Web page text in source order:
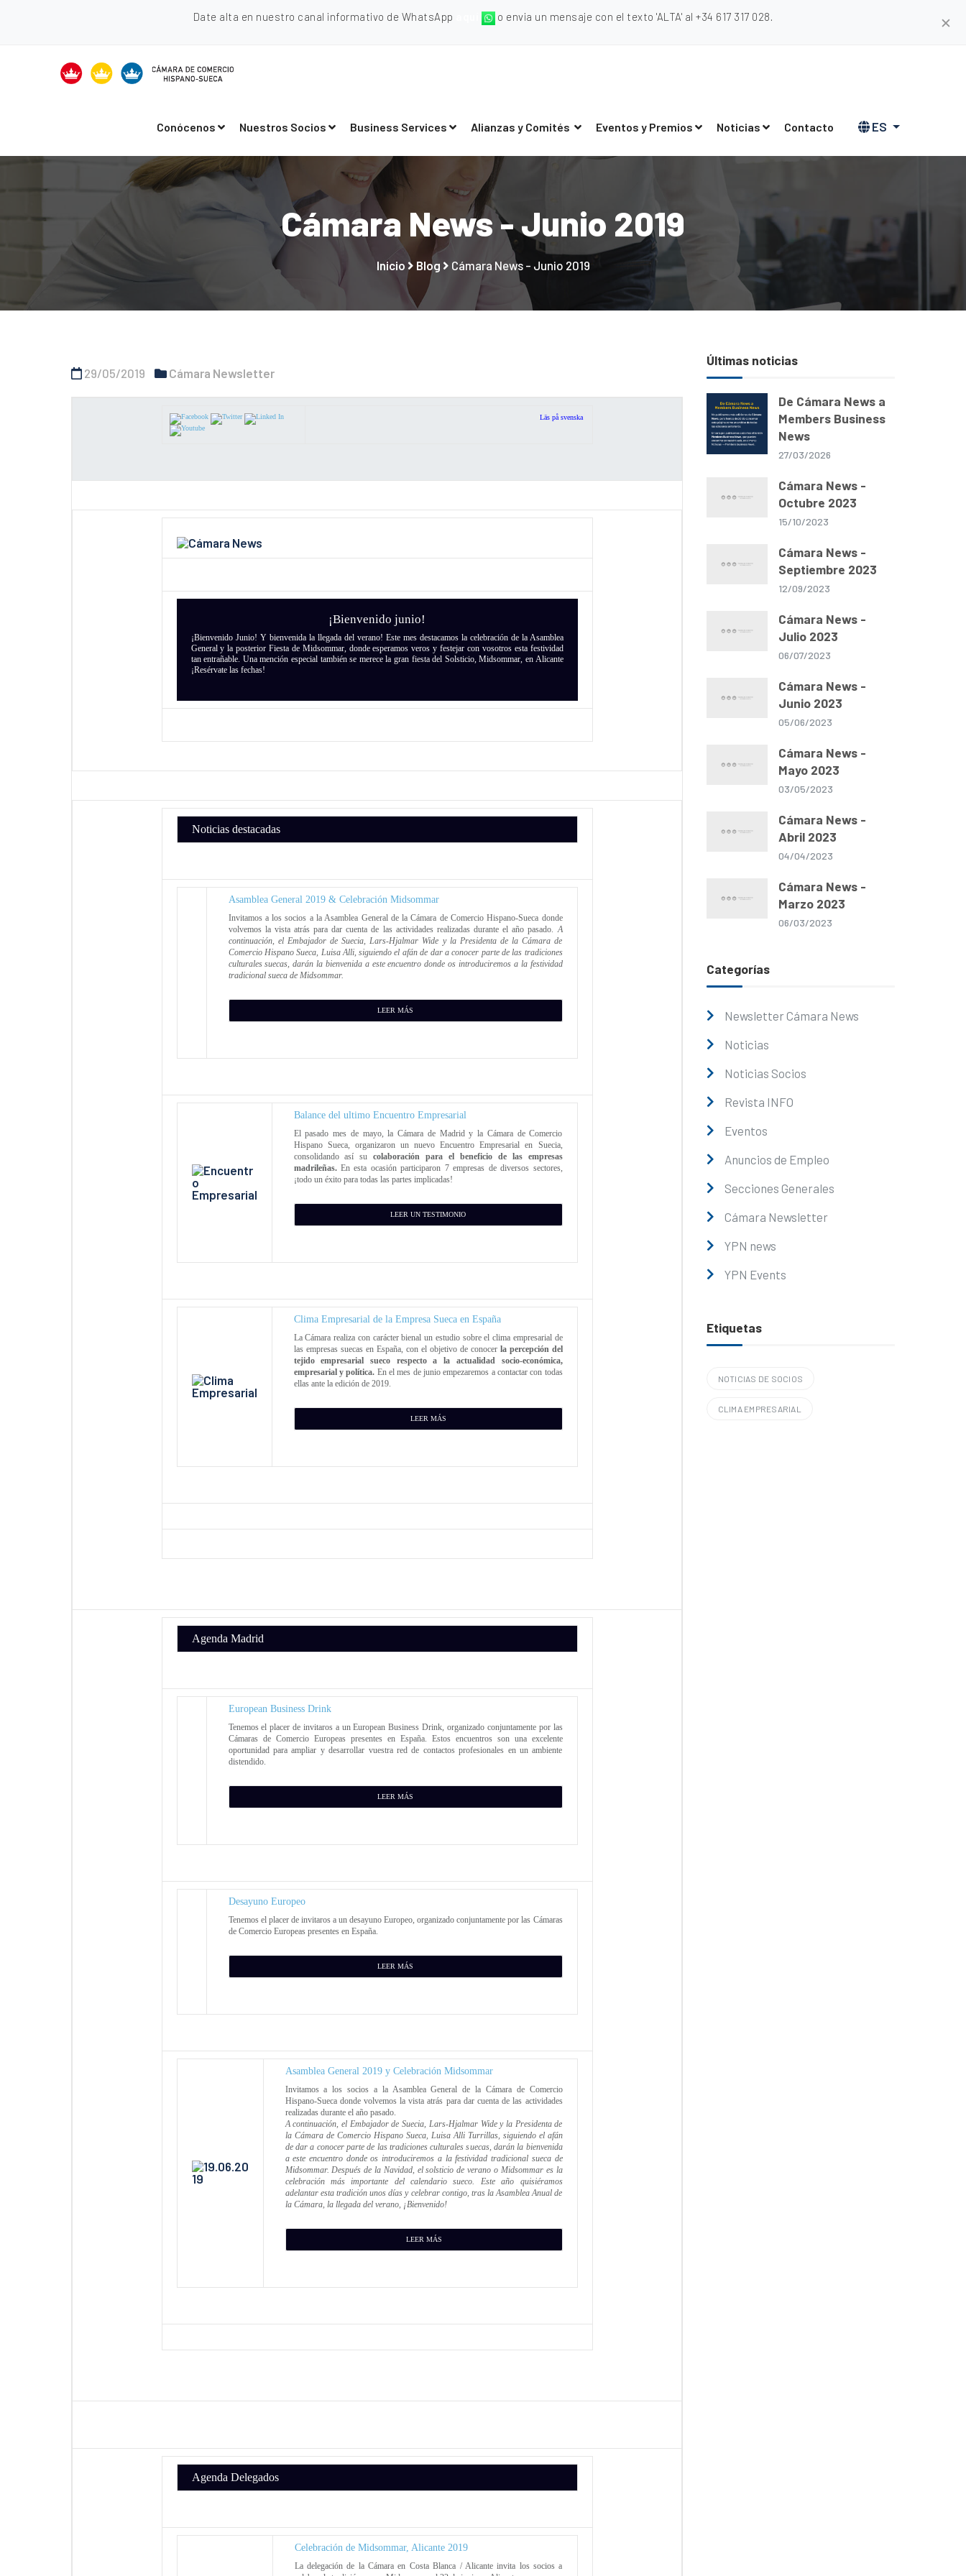
Date alta en nuestro canal informativo de WhatsApp o envia un mensaje con el texto 'ALTA' al +34 617 317 028. ✕
Conócenos Nuestros Socios Business Services Alianzas y Comités Eventos y Premios Noticias Contacto ES
Cámara News - Junio 2019
Inicio Blog Cámara News - Junio 2019
29/05/2019 Cámara Newsletter
Läs på svenska
¡Bienvenido junio!
¡Bienvenido Junio! Y bienvenida la llegada del verano! Este mes destacamos la celebración de la Asamblea
General y la posterior Fiesta de Midsommar, donde esperamos veros y festejar con vosotros esta festividad
tan entrañable. Una mención especial también se merece la gran fiesta del Solsticio, Midsommar, en Alicante
¡Resérvate las fechas!
Noticias destacadas
Asamblea General 2019 & Celebración Midsommar
Invitamos a los socios a la Asamblea General de la Cámara de Comercio Hispano-Sueca donde
volvemos la vista atrás para dar cuenta de las actividades realizadas durante el año pasado. A
continuación, el Embajador de Suecia, Lars-Hjalmar Wide y la Presidenta de la Cámara de
Comercio Hispano Sueca, Luisa Alli, siguiendo el afán de dar a conocer parte de las tradiciones
culturales suecas, darán la bienvenida a este encuentro donde os introduciremos a la festividad
tradicional sueca de Midsommar.
LEER MÁS
Balance del ultimo Encuentro Empresarial
El pasado mes de mayo, la Cámara de Madrid y la Cámara de Comercio
Hispano Sueca, organizaron un nuevo Encuentro Empresarial en Suecia,
consolidando así sucolaboración para el beneficio de las empresas
madrileñas.En esta ocasión participaron 7 empresas de diversos sectores,
¡todo un éxito para todas las partes implicadas!
LEER UN TESTIMONIO
Clima Empresarial de la Empresa Sueca en España
La Cámara realiza con carácter bienal un estudio sobre el clima empresarial de
las empresas suecas en España, con el objetivo de conocerla percepción del
tejido empresarial sueco respecto a la actualidad socio-económica,
empresarial y política. En el mes de junio empezaremos a contactar con todas
ellas ante la edición de 2019.
LEER MÁS
Agenda Madrid
European Business Drink
Tenemos el placer de invitaros a un European Business Drink, organizado conjuntamente por las
Cámaras de Comercio Europeas presentes en España. Estos encuentros son una excelente
oportunidad para ampliar y desarrollar vuestra red de contactos profesionales en un ambiente
distendido.
LEER MÁS
Desayuno Europeo
Tenemos el placer de invitaros a un desayuno Europeo, organizado conjuntamente por las Cámaras
de Comercio Europeas presentes en España.
LEER MÁS
Asamblea General 2019 y Celebración Midsommar
Invitamos a los socios a la Asamblea General de la Cámara de Comercio
Hispano-Sueca donde volvemos la vista atrás para dar cuenta de las actividades
realizadas durante el año pasado.
A continuación, el Embajador de Suecia, Lars-Hjalmar Wide y la Presidenta de
la Cámara de Comercio Hispano Sueca, Luisa Alli Turrillas, siguiendo el afán
de dar a conocer parte de las tradiciones culturales suecas, darán la bienvenida
a este encuentro donde os introduciremos a la festividad tradicional sueca de
Midsommar. Después de la Navidad, el solsticio de verano o Midsommar es la
celebración más importante del calendario sueco. Este año quisiéramos
adelantar esta tradición unos días y celebrar contigo, tras la Asamblea Anual de
la Cámara, la llegada del verano, ¡Bienvenido!
LEER MÁS
Agenda Delegados
Celebración de Midsommar, Alicante 2019
La delegación de la Cámara en Costa Blanca / Alicante invita los socios a
Últimas noticias
De Cámara News a
Members Business
News
27/03/2026
Cámara News -
Octubre 2023
15/10/2023
Cámara News -
Septiembre 2023
12/09/2023
Cámara News -
Julio 2023
06/07/2023
Cámara News -
Junio 2023
05/06/2023
Cámara News -
Mayo 2023
03/05/2023
Cámara News -
Abril 2023
04/04/2023
Cámara News -
Marzo 2023
06/03/2023
Categorías
Newsletter Cámara News
Noticias
Noticias Socios
Revista INFO
Eventos
Anuncios de Empleo
Secciones Generales
Cámara Newsletter
YPN news
YPN Events
Etiquetas
NOTICIAS DE SOCIOS
CLIMA EMPRESARIAL